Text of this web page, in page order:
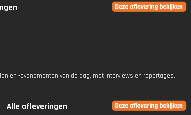
en -evenementen van de dag, met interviews en reportages.
Alle afleveringen